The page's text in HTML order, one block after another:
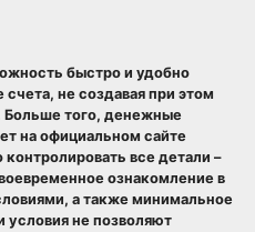
быстро и удобно
не создавая при этом
Больше того, денежные
на официальном сайте
все детали –
ознакомление в
а также минимальное
условия не позволяют